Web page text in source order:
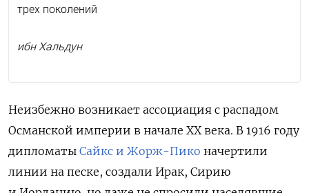
трех поколений
ибн Хальдун
Неизбежно возникает ассоциация с распадом
Османской империи в начале XX века. В 1916 году
дипломаты Сайкс и Жорж-Пико начертили
линии на песке, создали Ирак, Сирию